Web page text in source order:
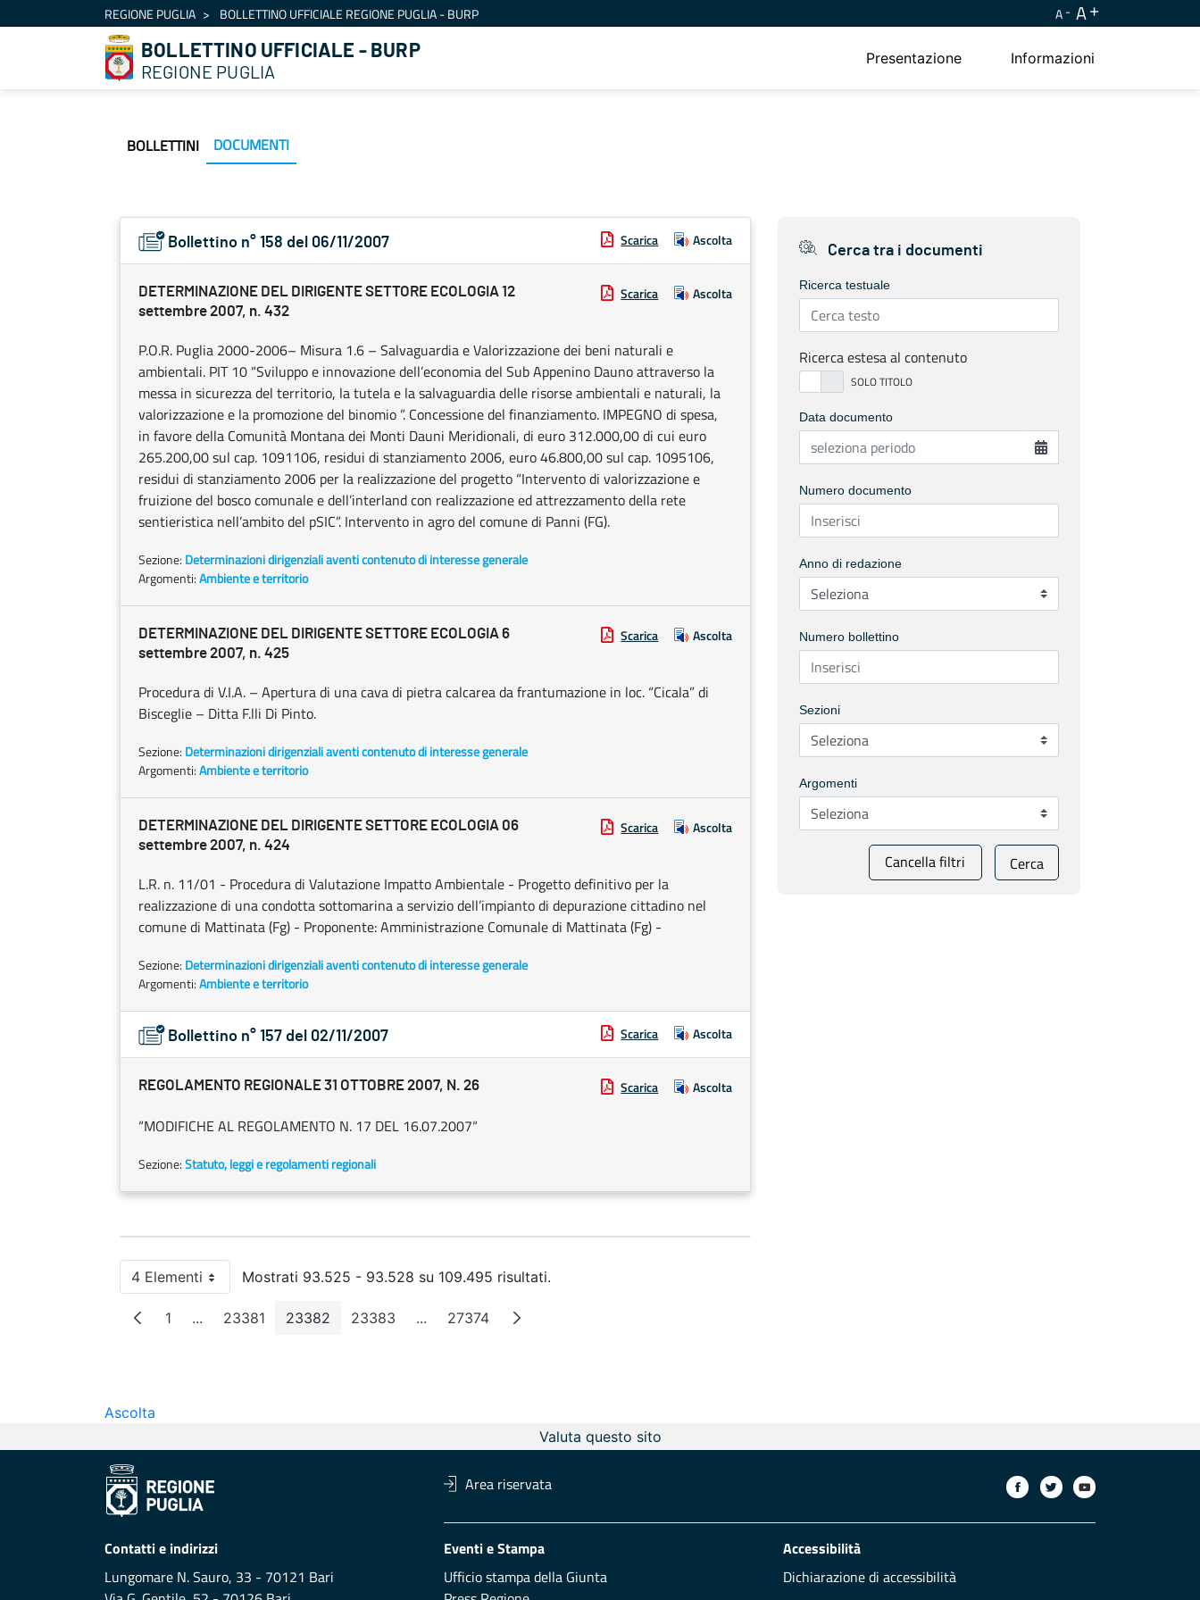
Salta al contenutoREGIONE PUGLIA BOLLETTINO UFFICIALE REGIONE PUGLIA - BURP A A
BOLLETTINO UFFICIALE - BURP
REGIONE PUGLIA
Presentazione Informazioni
BOLLETTINI DOCUMENTI
Bollettino n° 158 del 06/11/2007 Scarica Ascolta
DETERMINAZIONE DEL DIRIGENTE SETTORE ECOLOGIA 12
settembre 2007, n. 432
Scarica Ascolta
P.O.R. Puglia 2000-2006– Misura 1.6 – Salvaguardia e Valorizzazione dei beni naturali e
ambientali. PIT 10 “Sviluppo e innovazione dell’economia del Sub Appenino Dauno attraverso la
messa in sicurezza del territorio, la tutela e la salvaguardia delle risorse ambientali e naturali, la
valorizzazione e la promozione del binomio ”. Concessione del finanziamento. IMPEGNO di spesa,
in favore della Comunità Montana dei Monti Dauni Meridionali, di euro 312.000,00 di cui euro
265.200,00 sul cap. 1091106, residui di stanziamento 2006, euro 46.800,00 sul cap. 1095106,
residui di stanziamento 2006 per la realizzazione del progetto “Intervento di valorizzazione e
fruizione del bosco comunale e dell’interland con realizzazione ed attrezzamento della rete
sentieristica nell’ambito del pSIC”. Intervento in agro del comune di Panni (FG).
Sezione: Determinazioni dirigenziali aventi contenuto di interesse generale
Argomenti:Ambiente e territorio
DETERMINAZIONE DEL DIRIGENTE SETTORE ECOLOGIA 6
settembre 2007, n. 425
Scarica Ascolta
Procedura di V.I.A. – Apertura di una cava di pietra calcarea da frantumazione in loc. “Cicala” di
Bisceglie – Ditta F.lli Di Pinto.
Sezione: Determinazioni dirigenziali aventi contenuto di interesse generale
Argomenti:Ambiente e territorio
DETERMINAZIONE DEL DIRIGENTE SETTORE ECOLOGIA 06
settembre 2007, n. 424
Scarica Ascolta
L.R. n. 11/01 - Procedura di Valutazione Impatto Ambientale - Progetto definitivo per la
realizzazione di una condotta sottomarina a servizio dell’impianto di depurazione cittadino nel
comune di Mattinata (Fg) - Proponente: Amministrazione Comunale di Mattinata (Fg) -
Sezione: Determinazioni dirigenziali aventi contenuto di interesse generale
Argomenti:Ambiente e territorio
Bollettino n° 157 del 02/11/2007 Scarica Ascolta
REGOLAMENTO REGIONALE 31 OTTOBRE 2007, N. 26 Scarica Ascolta
“MODIFICHE AL REGOLAMENTO N. 17 DEL 16.07.2007“
Sezione:Statuto, leggi e regolamenti regionali
4 ElementiPer paginaMostrati 93.525 - 93.528 su 109.495 risultati.
Pagina
1 ...Pagine intermedie
Pagina
23381 Pagina
23382 Pagina
23383 ...Pagine intermedie
Pagina
27374
Cerca tra i documenti
Ricerca testuale
Ricerca estesa al contenuto
Data documento
Numero documento
Anno di redazione
Numero bollettino
Sezioni
Argomenti
Cancella filtri Cerca
Ascolta
Valuta questo sito
Area riservata
Contatti e indirizzi
Lungomare N. Sauro, 33 - 70121 Bari
Eventi e Stampa
Ufficio stampa della Giunta
Accessibilità
Dichiarazione di accessibilità